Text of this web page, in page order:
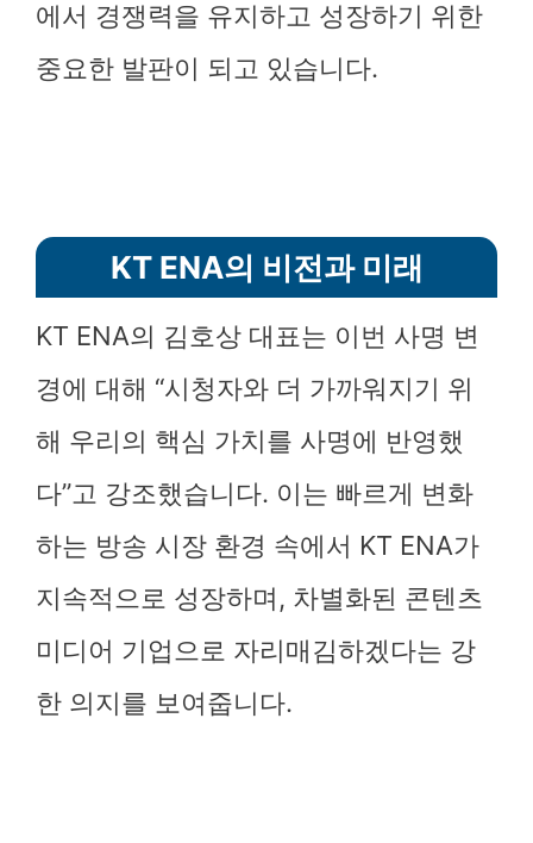
에서 경쟁력을 유지하고 성장하기 위한
중요한 발판이 되고 있습니다.
KT ENA의 비전과 미래
KT ENA의 김호상 대표는 이번 사명 변
경에 대해 “시청자와 더 가까워지기 위
해 우리의 핵심 가치를 사명에 반영했
다”고 강조했습니다. 이는 빠르게 변화
하는 방송 시장 환경 속에서 KT ENA가
지속적으로 성장하며, 차별화된 콘텐츠
미디어 기업으로 자리매김하겠다는 강
한 의지를 보여줍니다.